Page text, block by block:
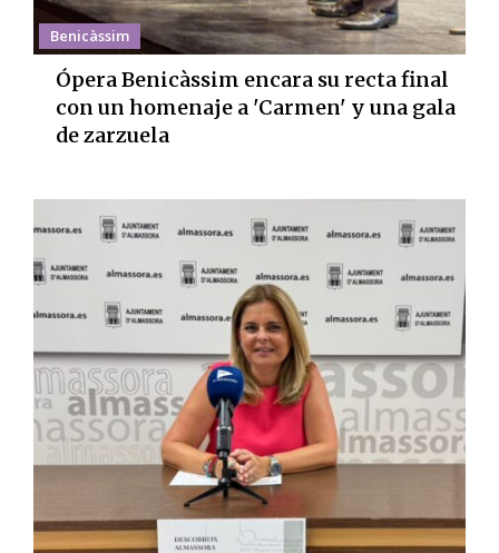
Benicàssim
Ópera Benicàssim encara su recta final
con un homenaje a 'Carmen' y una gala
de zarzuela